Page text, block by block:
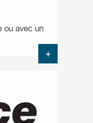
ou avec un
+